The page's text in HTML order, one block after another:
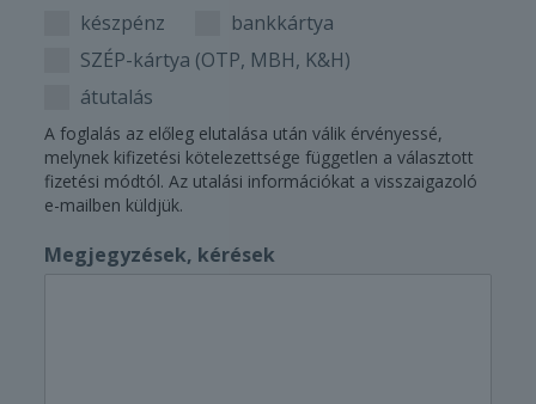
készpénz
bankkártya
SZÉP-kártya (OTP, MBH, K&H)
átutalás
A foglalás az előleg elutalása után válik érvényessé,
melynek kifizetési kötelezettsége független a választott
fizetési módtól. Az utalási információkat a visszaigazoló
e-mailben küldjük.
Megjegyzések, kérések